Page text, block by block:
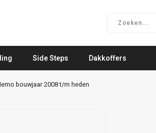
Side Steps Dakkoffers
bouwjaar 2008 t/m heden